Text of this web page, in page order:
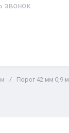
звонок
/ Порог 42 мм 0,9 м